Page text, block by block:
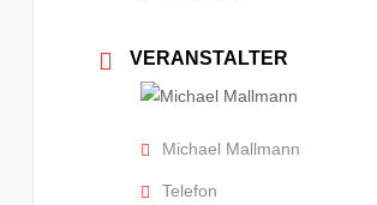
VERANSTALTER
Michael Mallmann
Telefon